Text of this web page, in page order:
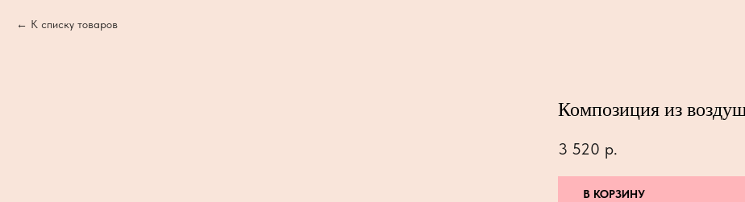
К списку товаров
Композиция из
3 520 р.
В КОРЗИНУ